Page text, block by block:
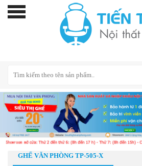
GHẾ VĂN PHÒNG TP-505-X